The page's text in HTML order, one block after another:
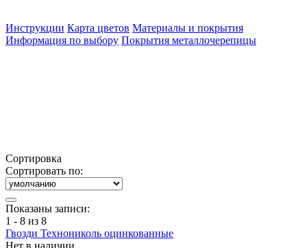
Инструкции Карта цветов Материалы и покрытия
Информация по выбору Покрытия металлочерепицы
Сортировка
Сортировать по:
Показаны записи:
1 - 8 из 8
Гвозди Технониколь оцинкованные
Нет в наличии